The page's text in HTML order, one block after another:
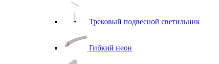
Трековый подвесной светильник
Гибкий неон